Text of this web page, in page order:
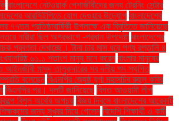
বাংলাদেশে নেটওয়ার্ক পেশাজীবীদের জন্য ট্রেনিং সেন্টার
আরসিইপিতে যোগ দেওয়ার উদ্যোগ বাংলাদেশের
৭৭তম প্রতিষ্ঠাবার্ষিকী উপলক্ষে এক বিবৃতিতে জানিয়েছে
নারীরা ছিল অগ্রভাগে -প্রধান উপদেষ্টা বাংলাদেশের
প্রবণতা দেখাচ্ছে। টানা চার মাস ধরে পণ্য রপ্তানি ৪
৬১.১ শতাংশ মানুষ মনে করেন বাংলার মানুষের
আইনজীবী মাসুদ তালুকদারের সব দলীয় পদ স্থগিত
বলেছেন বিএনপির জ্যেষ্ঠ যুগ্ম মহাসচিব রুহুল কবির
বিএনপির পর। দলটি জানিয়েছে বিগত আওয়ামী লীগ
বিপুল অর্থের অপচয় বিজয় দিবসে বাংলাদেশের আরেকটি
শিক্ষকদের জন্য সুখবর দিয়ে গেলেন বিদেশি শিক্ষার্থী ও কর্মী